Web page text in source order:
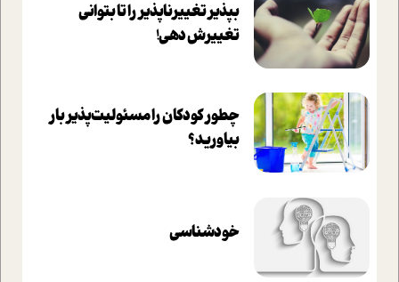
بپذير تغييرناپذير را تا بتواني
تغييرش دهي!‏
چطور کودکان را مسئولیت‌پذیر بار
بیاورید؟
خودشناسی